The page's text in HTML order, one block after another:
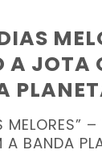
A JOTA
MELORES”
A BANDA